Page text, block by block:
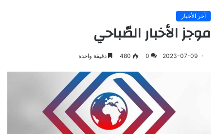
آخر الأخبار
موجز الأخبار الصّباحي
2023-07-09
0
480 دقيقة واحدة